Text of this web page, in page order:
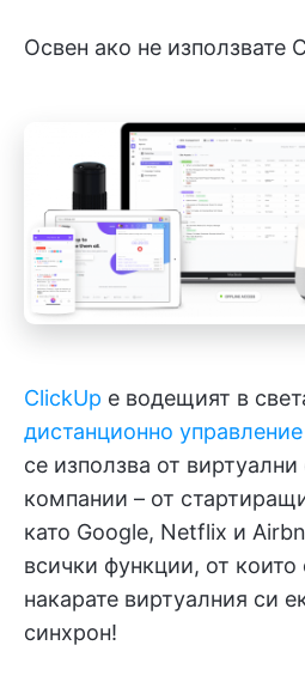
Освен ако не използвате
ClickUp е водещият в
дистанционно
се използва от
компании – от
като Google, Netflix и
всички функции, от които
накарате виртуалния си
синхрон!